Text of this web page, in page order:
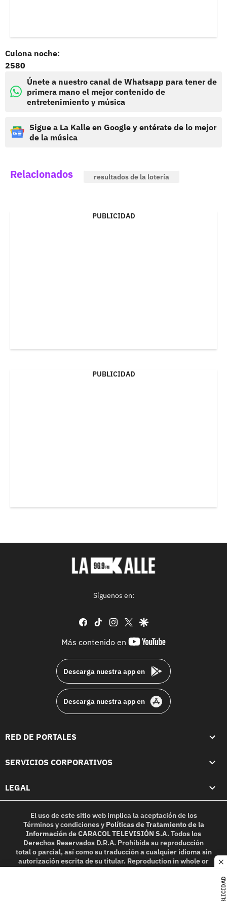
PUBLICIDAD
Culona noche:
2580
Únete a nuestro canal de Whatsapp para tener de
primera mano el mejor contenido de
entretenimiento y música
Sigue a La Kalle en Google y entérate de lo mejor
de la música
Relacionados resultados de la lotería
PUBLICIDAD
PUBLICIDAD
Síguenos en:
facebook
tiktok instagram
twittergoogle
Más contenido en
youtube-
Descarga nuestra app en
Descarga nuestra app en
RED DE PORTALES
SERVICIOS CORPORATIVOS
LEGAL
El uso de este sitio web implica la aceptación de los
Términos y condicionesy Políticas de Tratamiento de la
InformacióndeCARACOL TELEVISIÓN S.A.Todos los
Derechos Reservados D.R.A. Prohibida su reproducción
total o parcial, así como su traducción a cualquier idioma sin
autorización escrita de su titular. Reproduction in whole or